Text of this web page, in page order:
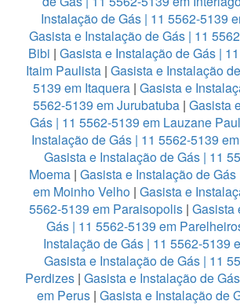
Instalação de Gás | 11 5562-5139
Gasista e Instalação de Gás | 11
Bibi | Gasista e Instalação de Gás |
Itaim Paulista | Gasista e Instalação
5139 em Itaquera| Gasista e
5562-5139 em Jurubatuba| Gasista
Gás | 11 5562-5139 em Lauzane
Instalação de Gás | 11 5562-5139
Gasista e Instalação de Gás | 11
Moema| Gasista e Instalação de
em Moinho Velho | Gasista e
5562-5139 em Paraisopolis | Gasista
Gás | 11 5562-5139 em
Instalação de Gás | 11 5562-5139
Gasista e Instalação de Gás | 11
Perdizes| Gasista e Instalação de
em Perus | Gasista e Instalação de